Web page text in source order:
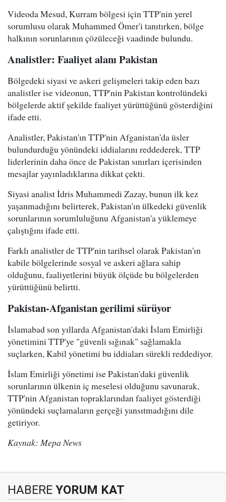
Videoda Mesud, Kurram bölgesi için TTP'nin yerel
sorumlusu olarak Muhammed Ömer'i tanıtırken, bölge
halkının sorunlarının çözüleceği vaadinde bulundu.
Analistler: Faaliyet alanı Pakistan
Bölgedeki siyasi ve askeri gelişmeleri takip eden bazı
analistler ise videonun, TTP'nin Pakistan kontrolündeki
bölgelerde aktif şekilde faaliyet yürüttüğünü gösterdiğini
ifade etti.
Analistler, Pakistan'ın TTP'nin Afganistan'da üsler
bulundurduğu yönündeki iddialarını reddederek, TTP
liderlerinin daha önce de Pakistan sınırları içerisinden
mesajlar yayınladıklarına dikkat çekti.
Siyasi analist İdris Muhammedi Zazay, bunun ilk kez
yaşanmadığını belirterek, Pakistan'ın ülkedeki güvenlik
sorunlarının sorumluluğunu Afganistan'a yüklemeye
çalıştığını ifade etti.
Farklı analistler de TTP'nin tarihsel olarak Pakistan'ın
kabile bölgelerinde sosyal ve askeri ağlara sahip
olduğunu, faaliyetlerini büyük ölçüde bu bölgelerden
yürüttüğünü belirtti.
Pakistan-Afganistan gerilimi sürüyor
İslamabad son yıllarda Afganistan'daki İslam Emirliği
yönetimini TTP'ye "güvenli sığınak" sağlamakla
suçlarken, Kabil yönetimi bu iddiaları sürekli reddediyor.
İslam Emirliği yönetimi ise Pakistan'daki güvenlik
sorunlarının ülkenin iç meselesi olduğunu savunarak,
TTP'nin Afganistan topraklarından faaliyet gösterdiği
yönündeki suçlamaların gerçeği yansıtmadığını dile
getiriyor.
Kaynak: Mepa News
HABERE YORUM KAT